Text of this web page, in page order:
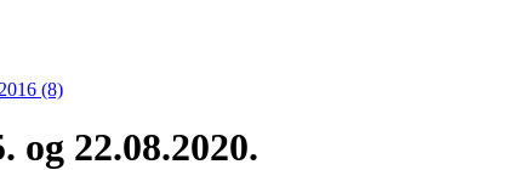
2016 (8)
22.08.2020.